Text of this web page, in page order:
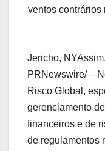
ventos contrários
Jericho, NYAssim,
PRNewswire/ –
Risco Global,
gerenciamento
financeiros e de
de regulamentos